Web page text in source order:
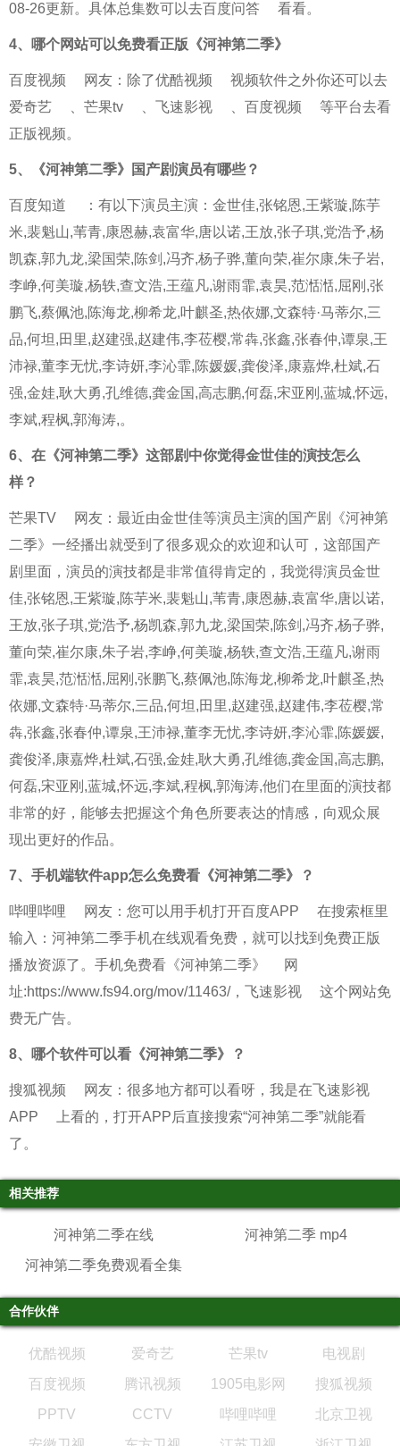
08-26更新。具体总集数可以去百度问答 看看。
4、 哪个网站可以免费看正版《河神第二季》
百度视频 网友：除了优酷视频
视频软件之外你还可以去
爱奇艺
、 芒果tv 、 飞速影视 、 百度视频
等平台去看
正版视频。
5、 《河神第二季》国产剧演员有哪些？
百度知道
：有以下演员主演：金世佳,张铭恩,王紫璇,陈芋
米,裴魁山,苇青,康恩赫,袁富华,唐以诺,王放,张子琪,党浩予,杨
凯森,郭九龙,梁国荣,陈剑,冯齐,杨子骅,董向荣,崔尔康,朱子岩,
李峥,何美璇,杨轶,查文浩,王蕴凡,谢雨霏,袁昊,范湉湉,屈刚,张
鹏飞,蔡佩池,陈海龙,柳希龙,叶麒圣,热依娜,文森特·马蒂尔,三
品,何坦,田里,赵建强,赵建伟,李莅樱,常犇,张鑫,张春仲,谭泉,王
沛禄,董李无忧,李诗妍,李沁霏,陈媛媛,龚俊泽,康嘉烨,杜斌,石
强,金娃,耿大勇,孔维德,龚金国,高志鹏,何磊,宋亚刚,蓝城,怀远,
李斌,程枫,郭海涛,。
6、 在《河神第二季》这部剧中你觉得金世佳的演技怎么
样？
芒果TV
网友：最近由金世佳等演员主演的国产剧《河神第
二季》一经播出就受到了很多观众的欢迎和认可，这部国产
剧里面，演员的演技都是非常值得肯定的，我觉得演员金世
佳,张铭恩,王紫璇,陈芋米,裴魁山,苇青,康恩赫,袁富华,唐以诺,
王放,张子琪,党浩予,杨凯森,郭九龙,梁国荣,陈剑,冯齐,杨子骅,
董向荣,崔尔康,朱子岩,李峥,何美璇,杨轶,查文浩,王蕴凡,谢雨
霏,袁昊,范湉湉,屈刚,张鹏飞,蔡佩池,陈海龙,柳希龙,叶麒圣,热
依娜,文森特·马蒂尔,三品,何坦,田里,赵建强,赵建伟,李莅樱,常
犇,张鑫,张春仲,谭泉,王沛禄,董李无忧,李诗妍,李沁霏,陈媛媛,
龚俊泽,康嘉烨,杜斌,石强,金娃,耿大勇,孔维德,龚金国,高志鹏,
何磊,宋亚刚,蓝城,怀远,李斌,程枫,郭海涛,他们在里面的演技都
非常的好，能够去把握这个角色所要表达的情感，向观众展
现出更好的作品。
7、 手机端软件app怎么免费看《河神第二季》？
哔哩哔哩 网友：您可以用手机打开百度APP
在搜索框里
输入：河神第二季手机在线观看免费，就可以找到免费正版
播放资源了。手机免费看 《河神第二季》
网
址:https://www.fs94.org/mov/11463/， 飞速影视
这个网站免
费无广告。
8、 哪个软件可以看《河神第二季》？
搜狐视频 网友：很多地方都可以看呀，我是在飞速影视
APP
上看的，打开APP后直接搜索“河神第二季”就能看
了。
相关推荐
河神第二季在线
河神第二季 mp4
河神第二季免费观看全集
合作伙伴
优酷视频 爱奇艺 芒果tv
电视剧
百度视频
腾讯视频 1905电影网
搜狐视频
PPTV
CCTV 哔哩哔哩
北京卫视